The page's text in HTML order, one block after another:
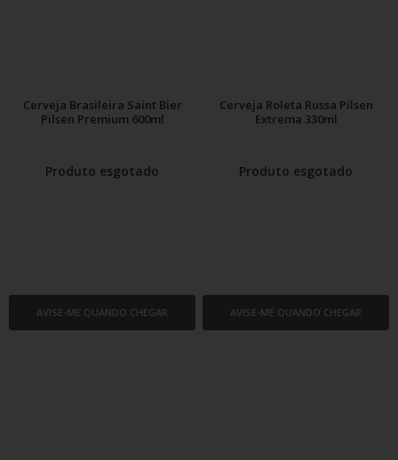
Cerveja Brasileira Saint Bier
Pilsen Premium 600ml
Produto esgotado
AVISE-ME QUANDO CHEGAR
Cerveja Roleta Russa Pilsen
Extrema 330ml
Produto esgotado
AVISE-ME QUANDO CHEGAR